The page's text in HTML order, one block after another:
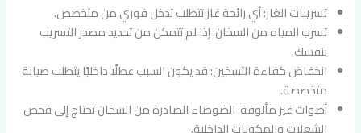
تسريبات الغاز: أي رائحة غاز تتطلب تدخل فوري من متخصص.
تسرب المياه من السخان: إذا لم تتمكن من تحديد مصدر التسريب
بنفسك.
انخفاض كفاءة التسخين: قد يكون السبب عطلًا داخليًا يتطلب صيانة
متخصصة.
أصوات غير مألوفة: الضوضاء الصادرة من السخان تحتاج إلى فحص
الشعلات والمكونات الداخلية.